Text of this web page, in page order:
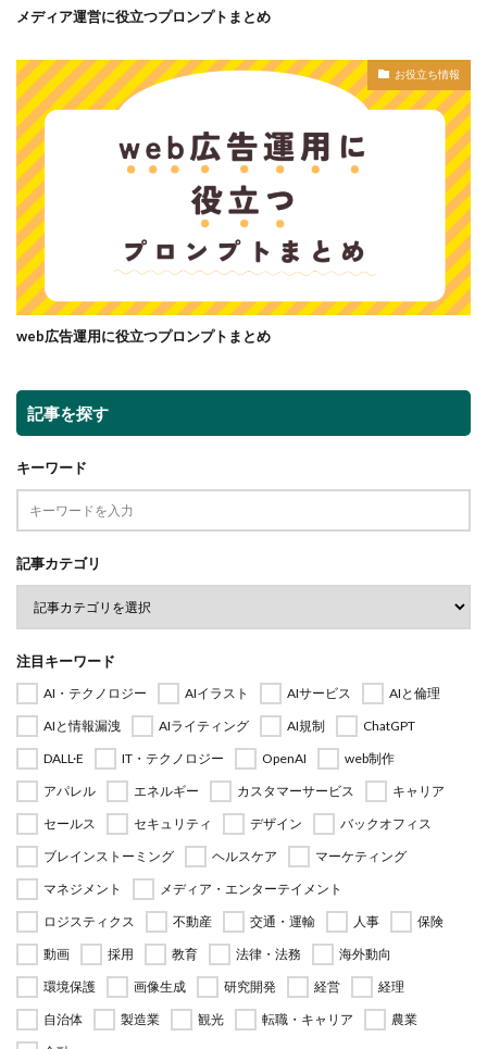
メディア運営に役立つプロンプトまとめ
お役立ち情報
web広告運用に役立つプロンプトまとめ
記事を探す
キーワード
記事カテゴリ
注目キーワード
AI・テクノロジー AIイラスト AIサービス
AIと倫理
AIと情報漏洩
AIライティング AI規制
ChatGPT
DALL·E
IT・テクノロジー OpenAI
web制作
アパレル
エネルギー カスタマーサービス
キャリア
セールス
セキュリティ デザイン
バックオフィス
ブレインストーミング
ヘルスケア
マーケティング
マネジメント
メディア・エンターテイメント
ロジスティクス
不動産 交通・運輸 人事
保険
動画
採用 教育 法律・法務
海外動向
環境保護
画像生成 研究開発 経営
経理
自治体
製造業 観光 転職・キャリア
農業